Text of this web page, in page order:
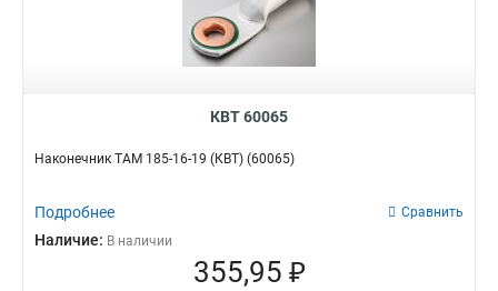
КВТ 60065
Наконечник ТАМ 185-16-19 (КВТ) (60065)
Подробнее Сравнить
Наличие: В наличии
355,95 ₽